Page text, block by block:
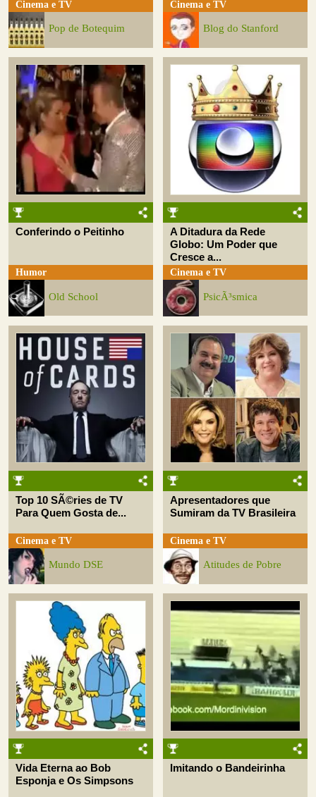
Cinema e TV
Pop de Botequim
Cinema e TV
Blog do Stanford
Conferindo o Peitinho
Humor
Old School
A Ditadura da Rede
Globo: Um Poder que
Cresce a...
Cinema e TV
PsicÃ³smica
Top 10 SÃ©ries de TV
Para Quem Gosta de...
Cinema e TV
Mundo DSE
Apresentadores que
Sumiram da TV Brasileira
Cinema e TV
Atitudes de Pobre
Vida Eterna ao Bob
Esponja e Os Simpsons
Imitando o Bandeirinha